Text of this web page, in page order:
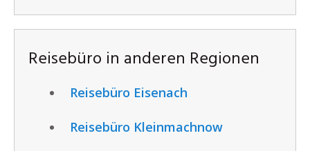
Reisebüro in anderen Regionen
Reisebüro Eisenach
Reisebüro Kleinmachnow